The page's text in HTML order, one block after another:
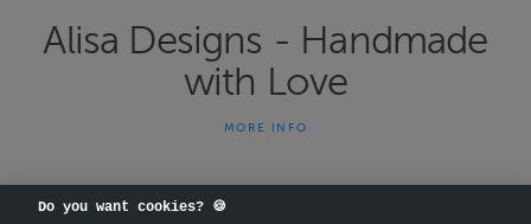
Alisa Designs - Handmade
with Love
nukenvaatteita ja lisätarvikkeita muotinukeille, baby born -
nukeille ja animator nukeille, hyvin kädessä pysyviä ja lämpimiä
MORE INFO
Do you want cookies? 🍪